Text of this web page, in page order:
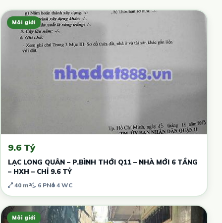
Môi giới
9.6 Tỷ
LẠC LONG QUÂN – P.BÌNH THỚI Q11 – NHÀ MỚI 6 TẦNG
– HXH – CHỈ 9.6 TỶ
40 m² 6 PN 4 WC
Môi giới